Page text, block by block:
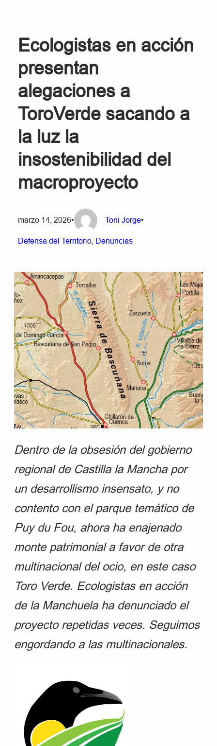
Ecologistas en acción
presentan
alegaciones a
ToroVerde sacando a
la luz la
insostenibilidad del
macroproyecto
marzo 14, 2026• Toni Jorge•
Defensa del Territorio Denuncias
Dentro de la obsesión del gobierno
regional de Castilla la Mancha por
un desarrollismo insensato, y no
contento con el parque temático de
Puy du Fou, ahora ha enajenado
monte patrimonial a favor de otra
multinacional del ocio, en este caso
Toro Verde. Ecologistas en acción
de la Manchuela ha denunciado el
proyecto repetidas veces. Seguimos
engordando a las multinacionales.